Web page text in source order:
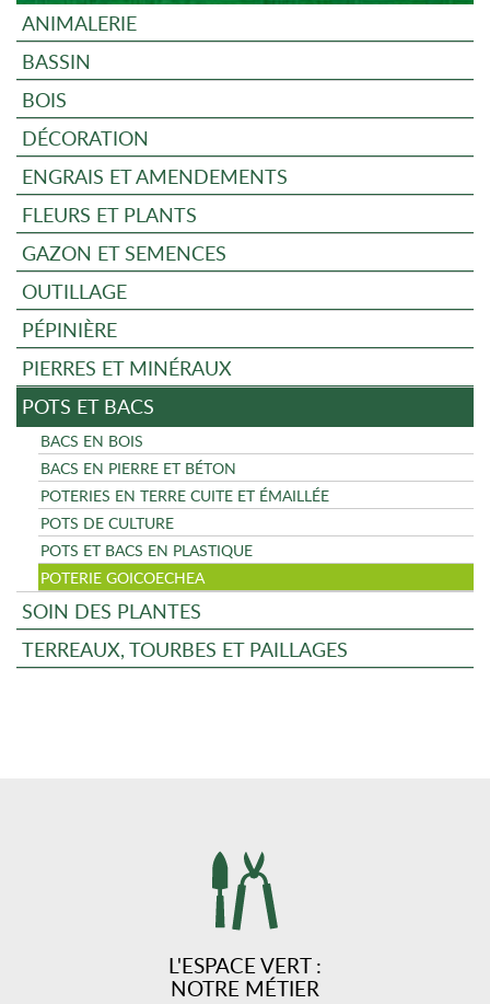
ANIMALERIE
BASSIN
BOIS
DÉCORATION
ENGRAIS ET AMENDEMENTS
FLEURS ET PLANTS
GAZON ET SEMENCES
OUTILLAGE
PÉPINIÈRE
PIERRES ET MINÉRAUX
POTS ET BACS
BACS EN BOIS
BACS EN PIERRE ET BÉTON
POTERIES EN TERRE CUITE ET ÉMAILLÉE
POTS DE CULTURE
POTS ET BACS EN PLASTIQUE
POTERIE GOICOECHEA
SOIN DES PLANTES
TERREAUX, TOURBES ET PAILLAGES
L'ESPACE VERT :
NOTRE MÉTIER